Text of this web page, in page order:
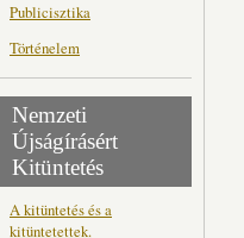
Publicisztika
Történelem
Nemzeti
Újságírásért
Kitüntetés
A kitüntetés és a
kitüntetettek.